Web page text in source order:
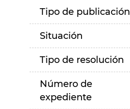
Tipo de publicación
Situación
Tipo de resolución
Número de
expediente